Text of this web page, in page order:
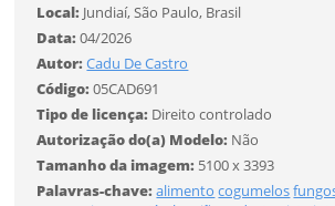
Local: Jundiaí, São Paulo, Brasil
Data:04/2026
Autor:Cadu De Castro
Código:05CAD691
Tipo de licença: Direito controlado
Autorização do(a) Modelo: Não
Tamanho da imagem: 5100 x 3393
Palavras-chave:alimento cogumelos
Formato
Tamanho
FINALIZAR
Desejo receber novidades sobre a Pulsar
Li e concordo com os
CADASTRAR